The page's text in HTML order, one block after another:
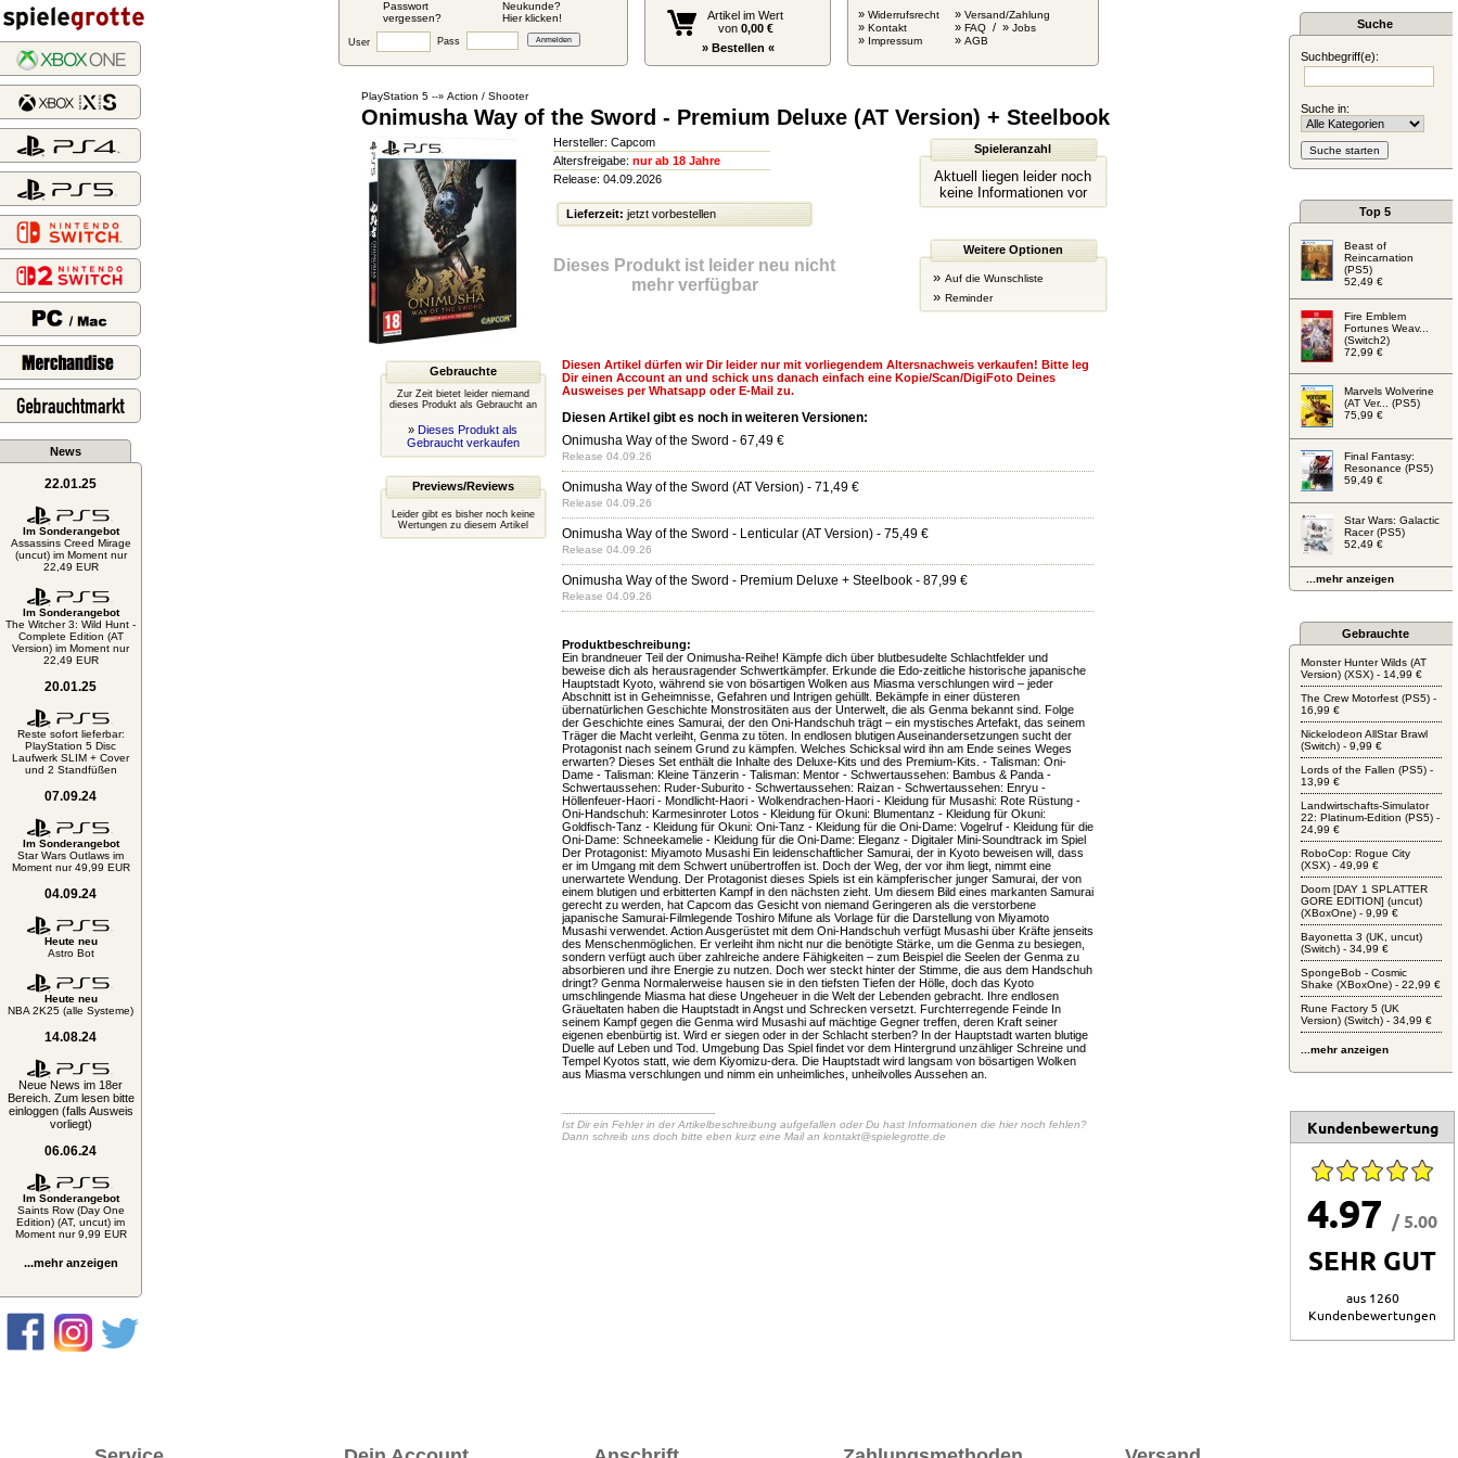
Passwort
vergessen?
Neukunde?
Hier klicken!
User Pass
Artikel im Wert
von 0,00 €
» Bestellen «
» Widerrufsrecht
» Kontakt
» Impressum
» Versand/Zahlung
» FAQ / » Jobs
» AGB
News
22.01.25
Im Sonderangebot
Assassins Creed Mirage
(uncut) im Moment nur
22,49 EUR
Im Sonderangebot
The Witcher 3: Wild Hunt -
Complete Edition (AT
Version) im Moment nur
22,49 EUR
20.01.25
Reste sofort lieferbar:
PlayStation 5 Disc
Laufwerk SLIM + Cover
und 2 Standfüßen
07.09.24
Im Sonderangebot
Star Wars Outlaws im
Moment nur 49,99 EUR
04.09.24
Heute neu
Astro Bot
Heute neu
NBA 2K25 (alle Systeme)
14.08.24
Neue News im 18er
Bereich. Zum lesen bitte
einloggen (falls Ausweis
vorliegt)
06.06.24
Im Sonderangebot
Saints Row (Day One
Edition) (AT, uncut) im
Moment nur 9,99 EUR
...mehr anzeigen
PlayStation 5--» Action / Shooter
Onimusha Way of the Sword - Premium Deluxe (AT Version) + Steelbook
Hersteller: Capcom
Altersfreigabe: nur ab 18 Jahre
Release: 04.09.2026
Lieferzeit: jetzt vorbestellen
Dieses Produkt ist leider neu nicht
mehr verfügbar
Spieleranzahl
Aktuell liegen leider noch
keine Informationen vor
Weitere Optionen
» Auf die Wunschliste
» Reminder
Gebrauchte
Zur Zeit bietet leider niemand
dieses Produkt als Gebraucht an
» Dieses Produkt als
Gebraucht verkaufen
Previews/Reviews
Leider gibt es bisher noch keine
Wertungen zu diesem Artikel
Diesen Artikel dürfen wir Dir leider nur mit vorliegendem Altersnachweis verkaufen! Bitte leg
Dir einen Account an und schick uns danach einfach eine Kopie/Scan/DigiFoto Deines
Ausweises per Whatsapp oder E-Mail zu.
Diesen Artikel gibt es noch in weiteren Versionen:
Onimusha Way of the Sword - 67,49 €
Release 04.09.26
Onimusha Way of the Sword (AT Version)- 71,49 €
Release 04.09.26
Onimusha Way of the Sword - Lenticular (AT Version)- 75,49 €
Release 04.09.26
Onimusha Way of the Sword - Premium Deluxe + Steelbook- 87,99 €
Release 04.09.26
Produktbeschreibung:
Ein brandneuer Teil der Onimusha-Reihe! Kämpfe dich über blutbesudelte Schlachtfelder und
beweise dich als herausragender Schwertkämpfer. Erkunde die Edo-zeitliche historische japanische
Hauptstadt Kyoto, während sie von bösartigen Wolken aus Miasma verschlungen wird – jeder
Abschnitt ist in Geheimnisse, Gefahren und Intrigen gehüllt. Bekämpfe in einer düsteren
übernatürlichen Geschichte Monstrositäten aus der Unterwelt, die als Genma bekannt sind. Folge
der Geschichte eines Samurai, der den Oni-Handschuh trägt – ein mystisches Artefakt, das seinem
Träger die Macht verleiht, Genma zu töten. In endlosen blutigen Auseinandersetzungen sucht der
Protagonist nach seinem Grund zu kämpfen. Welches Schicksal wird ihn am Ende seines Weges
erwarten? Dieses Set enthält die Inhalte des Deluxe-Kits und des Premium-Kits. - Talisman: Oni-
Dame - Talisman: Kleine Tänzerin - Talisman: Mentor - Schwertaussehen: Bambus & Panda -
Schwertaussehen: Ruder-Suburito - Schwertaussehen: Raizan - Schwertaussehen: Enryu -
Höllenfeuer-Haori - Mondlicht-Haori - Wolkendrachen-Haori - Kleidung für Musashi: Rote Rüstung -
Oni-Handschuh: Karmesinroter Lotos - Kleidung für Okuni: Blumentanz - Kleidung für Okuni:
Goldfisch-Tanz - Kleidung für Okuni: Oni-Tanz - Kleidung für die Oni-Dame: Vogelruf - Kleidung für die
Oni-Dame: Schneekamelie - Kleidung für die Oni-Dame: Eleganz - Digitaler Mini-Soundtrack im Spiel
Der Protagonist: Miyamoto Musashi Ein leidenschaftlicher Samurai, der in Kyoto beweisen will, dass
er im Umgang mit dem Schwert unübertroffen ist. Doch der Weg, der vor ihm liegt, nimmt eine
unerwartete Wendung. Der Protagonist dieses Spiels ist ein kämpferischer junger Samurai, der von
einem blutigen und erbitterten Kampf in den nächsten zieht. Um diesem Bild eines markanten Samurai
gerecht zu werden, hat Capcom das Gesicht von niemand Geringeren als die verstorbene
japanische Samurai-Filmlegende Toshiro Mifune als Vorlage für die Darstellung von Miyamoto
Musashi verwendet. Action Ausgerüstet mit dem Oni-Handschuh verfügt Musashi über Kräfte jenseits
des Menschenmöglichen. Er verleiht ihm nicht nur die benötigte Stärke, um die Genma zu besiegen,
sondern verfügt auch über zahlreiche andere Fähigkeiten – zum Beispiel die Seelen der Genma zu
absorbieren und ihre Energie zu nutzen. Doch wer steckt hinter der Stimme, die aus dem Handschuh
dringt? Genma Normalerweise hausen sie in den tiefsten Tiefen der Hölle, doch das Kyoto
umschlingende Miasma hat diese Ungeheuer in die Welt der Lebenden gebracht. Ihre endlosen
Gräueltaten haben die Hauptstadt in Angst und Schrecken versetzt. Furchterregende Feinde In
seinem Kampf gegen die Genma wird Musashi auf mächtige Gegner treffen, deren Kraft seiner
eigenen ebenbürtig ist. Wird er siegen oder in der Schlacht sterben? In der Hauptstadt warten blutige
Duelle auf Leben und Tod. Umgebung Das Spiel findet vor dem Hintergrund unzähliger Schreine und
Tempel Kyotos statt, wie dem Kiyomizu-dera. Die Hauptstadt wird langsam von bösartigen Wolken
aus Miasma verschlungen und nimm ein unheimliches, unheilvolles Aussehen an.
-----------------------------------------------
Ist Dir ein Fehler in der Artikelbeschreibung aufgefallen oder Du hast Informationen die hier noch fehlen?
Dann schreib uns doch bitte eben kurz eine Mail an kontakt@spielegrotte.de
Suche
Suchbegriff(e):
Suche in:
Top 5
Beast of
Reincarnation
(PS5)
52,49 €
Fire Emblem
Fortunes Weav...
(Switch2)
72,99 €
Marvels Wolverine
(AT Ver... (PS5)
75,99 €
Final Fantasy:
Resonance (PS5)
59,49 €
Star Wars: Galactic
Racer (PS5)
52,49 €
...mehr anzeigen
Gebrauchte
Monster Hunter Wilds (AT
Version) (XSX) - 14,99 €
The Crew Motorfest (PS5) -
16,99 €
Nickelodeon AllStar Brawl
(Switch) - 9,99 €
Lords of the Fallen (PS5) -
13,99 €
Landwirtschafts-Simulator
22: Platinum-Edition (PS5) -
24,99 €
RoboCop: Rogue City
(XSX) - 49,99 €
Doom [DAY 1 SPLATTER
GORE EDITION] (uncut)
(XBoxOne) - 9,99 €
Bayonetta 3 (UK, uncut)
(Switch) - 34,99 €
SpongeBob - Cosmic
Shake (XBoxOne) - 22,99 €
Rune Factory 5 (UK
Version) (Switch) - 34,99 €
...mehr anzeigen
Kundenbewertung
4.97 / 5.00
SEHR GUT
aus 1260
Kundenbewertungen